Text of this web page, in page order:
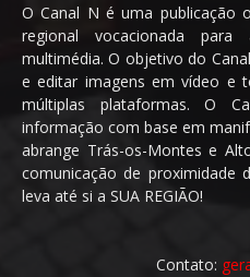
O Canal N é uma publicação
regional vocacionada
multimédia. O objetivo do
e editar imagens em vídeo e
múltiplas plataformas. O
informação com base em
abrange Trás-os-Montes e
comunicação de proximidade
leva até si a SUA REGIÃO!
Contato: